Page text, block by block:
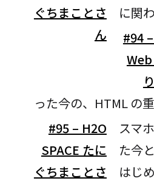
ぐちまことさ
ん
に関
#94
った今の、HTML の
#95 – H2O
SPACE たに
ぐちまことさ
スマ
た今
はじ